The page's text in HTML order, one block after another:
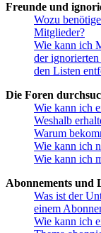
Freunde und
Wozu
Mitglieder?
Wie kann ich
der
den Listen
Die Foren
Wie kann ich
Weshalb
Warum
Wie kann ich
Wie kann ich
Abonnements und
Was ist der
einem
Wie kann ich